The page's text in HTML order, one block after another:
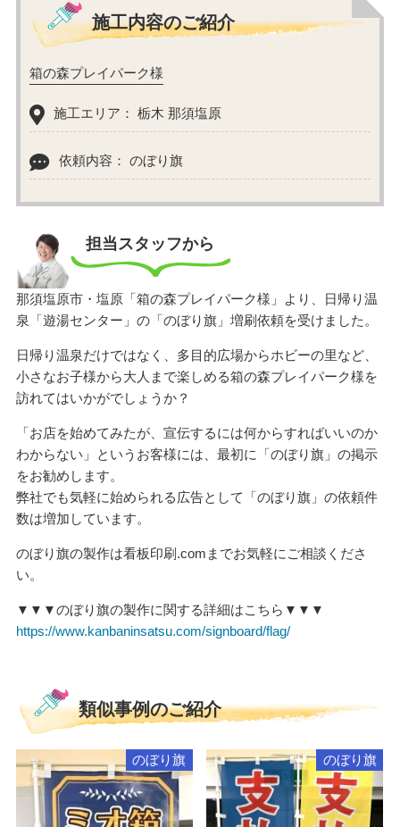
施工内容のご紹介
箱の森プレイパーク様
施工エリア： 栃木 那須塩原
依頼内容： のぼり旗
担当スタッフから
那須塩原市・塩原「箱の森プレイパーク様」より、日帰り温
泉「遊湯センター」の「のぼり旗」増刷依頼を受けました。
日帰り温泉だけではなく、多目的広場からホビーの里など、
小さなお子様から大人まで楽しめる箱の森プレイパーク様を
訪れてはいかがでしょうか？
「お店を始めてみたが、宣伝するには何からすればいいのか
わからない」というお客様には、最初に「のぼり旗」の掲示
をお勧めします。
弊社でも気軽に始められる広告として「のぼり旗」の依頼件
数は増加しています。
のぼり旗の製作は看板印刷.comまでお気軽にご相談くださ
い。
▼▼▼のぼり旗の製作に関する詳細はこちら▼▼▼
https://www.kanbaninsatsu.com/signboard/flag/
類似事例のご紹介
のぼり旗 のぼり旗